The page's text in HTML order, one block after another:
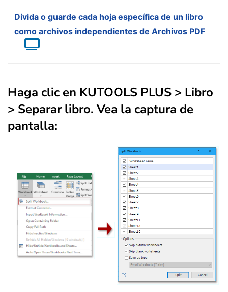
Divida o guarde cada hoja específica de un libro
como archivos independientes de Archivos PDF
Haga clic en KUTOOLS PLUS > Libro
> Separar libro. Vea la captura de
pantalla: